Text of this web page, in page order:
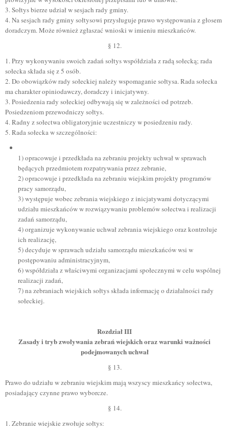
3. Sołtys bierze udział w sesjach rady gminy.
4. Na sesjach rady gminy sołtysowi przysługuje prawo występowania z głosem
doradczym. Może również zgłaszać wnioski w imieniu mieszkańców.
§ 12.
1. Przy wykonywaniu swoich zadań sołtys współdziała z radą sołecką; rada
sołecka składa się z 5 osób.
2. Do obowiązków rady sołeckiej należy wspomaganie sołtysa. Rada sołecka
ma charakter opiniodawczy, doradczy i inicjatywny.
3. Posiedzenia rady sołeckiej odbywają się w zależności od potrzeb.
Posiedzeniom przewodniczy sołtys.
4. Radny z sołectwa obligatoryjnie uczestniczy w posiedzeniu rady.
5. Rada sołecka w szczególności:
1) opracowuje i przedkłada na zebraniu projekty uchwał w sprawach
będących przedmiotem rozpatrywania przez zebranie,
2) opracowuje i przedkłada na zebraniu wiejskim projekty programów
pracy samorządu,
3) występuje wobec zebrania wiejskiego z inicjatywami dotyczącymi
udziału mieszkańców w rozwiązywaniu problemów sołectwa i realizacji
zadań samorządu,
4) organizuje wykonywanie uchwał zebrania wiejskiego oraz kontroluje
ich realizację,
5) decyduje w sprawach udziału samorządu mieszkańców wsi w
postępowaniu administracyjnym,
6) współdziała z właściwymi organizacjami społecznymi w celu wspólnej
realizacji zadań,
7) na zebraniach wiejskich sołtys składa informację o działalności rady
sołeckiej.
Rozdział III
Zasady i tryb zwoływania zebrań wiejskich oraz warunki ważności
podejmowanych uchwał
§ 13.
Prawo do udziału w zebraniu wiejskim mają wszyscy mieszkańcy sołectwa,
posiadający czynne prawo wyborcze.
§ 14.
1. Zebranie wiejskie zwołuje sołtys: